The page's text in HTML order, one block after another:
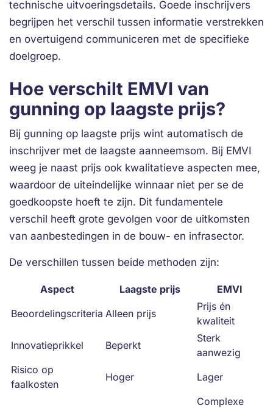
technische uitvoeringsdetails. Goede inschrijvers
begrijpen het verschil tussen informatie verstrekken
en overtuigend communiceren met de specifieke
doelgroep.
Hoe verschilt EMVI van
gunning op laagste prijs?
Bij gunning op laagste prijs wint automatisch de
inschrijver met de laagste aanneemsom. Bij EMVI
weeg je naast prijs ook kwalitatieve aspecten mee,
waardoor de uiteindelijke winnaar niet per se de
goedkoopste hoeft te zijn. Dit fundamentele
verschil heeft grote gevolgen voor de uitkomsten
van aanbestedingen in de bouw- en infrasector.
De verschillen tussen beide methoden zijn:
Aspect Laagste prijs
EMVI
Beoordelingscriteria Alleen prijs
Prijs én
kwaliteit
Innovatieprikkel
Beperkt
Sterk
aanwezig
Risico op
faalkosten
Hoger Lager
Complexe